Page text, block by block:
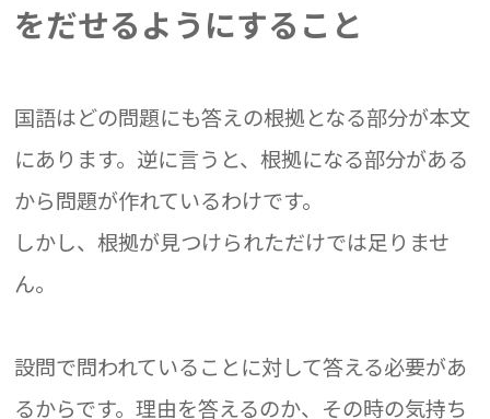
をだせるようにすること
国語はどの問題にも答えの根拠となる部分が本文
にあります。逆に言うと、根拠になる部分がある
から問題が作れているわけです。
しかし、根拠が見つけられただけでは足りませ
ん。
設問で問われていることに対して答える必要があ
るからです。理由を答えるのか、その時の気持ち